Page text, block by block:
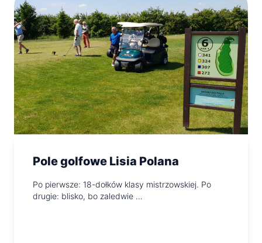
Pole golfowe Lisia Polana
Po pierwsze: 18-dołków klasy mistrzowskiej. Po
drugie: blisko, bo zaledwie …